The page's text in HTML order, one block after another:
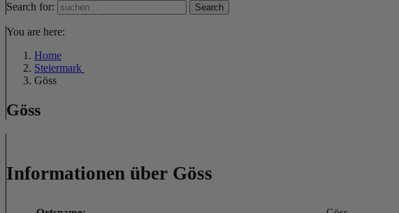
Search for:
Search
You are here:
Home
Steiermark
Göss
Göss
Informationen über Göss